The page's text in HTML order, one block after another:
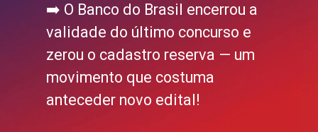
➡️ O Banco do Brasil encerrou a
validade do último concurso e
zerou o cadastro reserva — um
movimento que costuma
anteceder novo edital!